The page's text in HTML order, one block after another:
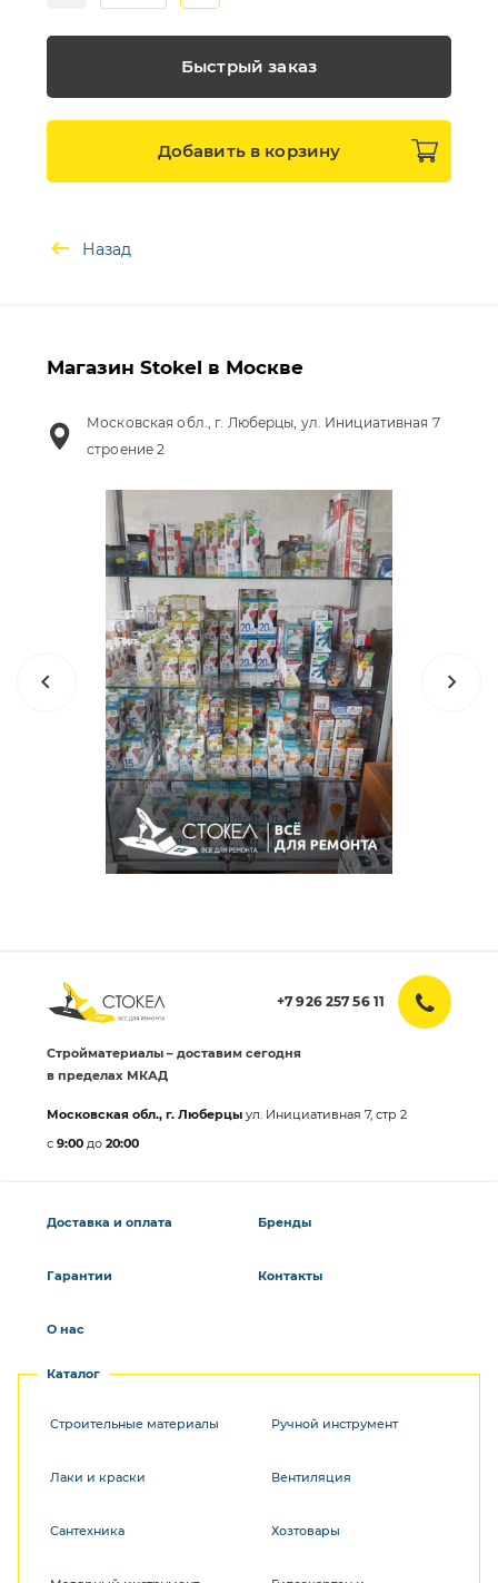
Быстрый заказ
Добавить в корзину
Назад
Магазин Stokel в Москве
Московская обл., г. Люберцы, ул. Инициативная 7
строение 2
+7 926 257 56 11
Стройматериалы – доставим сегодня
в пределах МКАД
Московская обл., г. Люберцы ул. Инициативная 7, стр 2
с 9:00 до 20:00
Доставка и оплата
Гарантии
О нас
Бренды
Контакты
Каталог
Строительные материалы
Лаки и краски
Сантехника
Ручной инструмент
Вентиляция
Хозтовары